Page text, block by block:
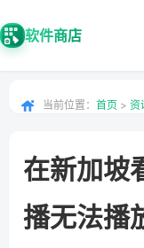
软件商店
当前位置： 首页 > 资
在新加坡
播无法播